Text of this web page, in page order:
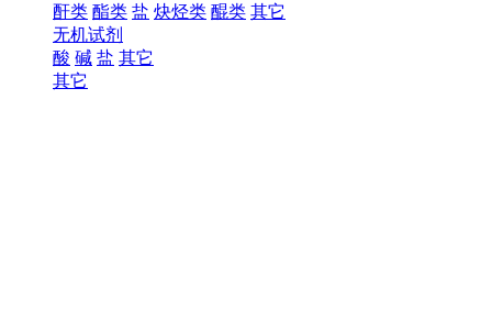
酐类 酯类 盐 炔烃类 醌类 其它
无机试剂
酸 碱 盐 其它
其它